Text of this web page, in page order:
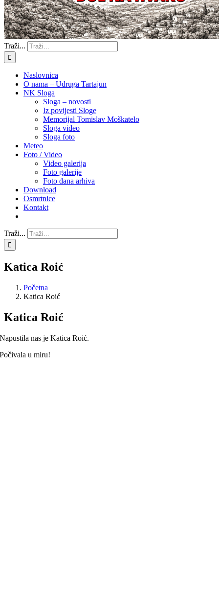
Traži...
Naslovnica
O nama – Udruga Tartajun
NK Sloga
Sloga – novosti
Iz povijesti Sloge
Memorijal Tomislav Moškatelo
Sloga video
Sloga foto
Meteo
Foto / Video
Video galerija
Foto galerije
Foto dana arhiva
Download
Osmrtnice
Kontakt
Traži...
Katica Roić
Početna
Katica Roić
Katica Roić
Napustila nas je Katica Roić.
Počivala u miru!